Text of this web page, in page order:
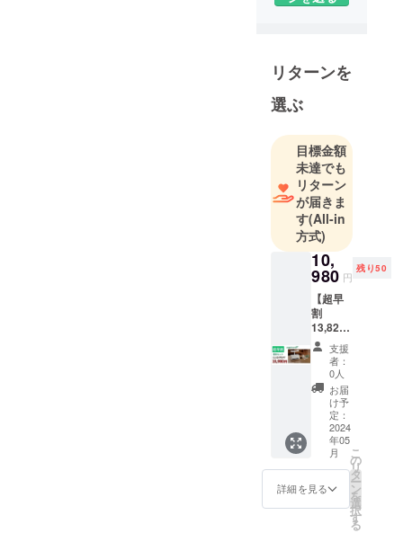
ビ通販をメ
インに商品
をご紹介し
ておりま
す。 東証上
場のアイケ
イグループ
として、全
国の生活協
同組合様を
始めとする
様々な販売
ルートから
集まるお客
様の声を元
に、お客様
が求めてい
る商品を開
発できるよ
うに日々活
動を行って
おります。
代表商品に
リターンを
選ぶ
目標金額
未達でも
リターン
が届きま
す(All-in
方式)
10,
980 円
残り50
【超早
割
13,820
円
OFF】
ベジ
ホー
ム 基
本セッ
トｘ１
※ リ
ターン
価格は
消費
税・送
料込み
支援
者：
0人
お届
け予
定：
2024
年05
月
詳細を見る
こ
の
リ
タ
ー
ン
を
選
択
す
る